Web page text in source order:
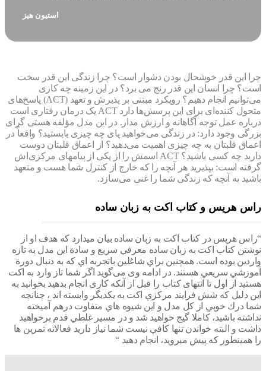
استیون هیز
این‌ قدر خوشحال بودن دشوار است؟ چرا زندگی این‌ قدر سخت
چرا انسان این ‌قدر رنج می‌ برد؟ در این‌ زمینه چه ‌کاری
می‌توانیم انجام دهیم؟ رویکرد مبتنی بر پذیرش و تعهد (ACT) پاسخ‌‌های
متحول کننده‌ای برای این پرسش‌ها دارد ACT یک درمان رفتاری است
عمل توجه آگاهانه و ارزش مدار. در این مدل مؤلفه هستی ‌گرای
وجود دارد: در زندگی می‌خواهید پای چه چیزی بایستید؟ واقعاً در
قلبتان به چه چیزی اهمیت می‌دهید؟ از اعماق قلبتان دوست
دارید چه کسی باشید؟ ACT اسمش را از یکی از پیامهای مرکزی‌اش
است: بپذیرید هر آنچه را که خارج از کنترل شما هست و متعهد
به آنچه که زندگی شما را غنی می‌سازد.
هریس و کتاب اکت به زبان ساده
هریس در کتاب اکت به زبان ساده بیان میدارد که هدف او از
كتاب اکت به زبان ساده معرفي سريع و سادة اين مدل به تازه
بوده است. همچنين براي شاغلين باتجربه اي كه به دنبال دورة
سريعي هستند. در ادامه وی می‌گوید اگر شما تاز وارد به اکت
از اول تا انتهای کتاب را قبل از آنکه کاری انجام بدهید بخوانید به
دلیل که شش فرايند مركزي اکت به يكديگر وابسته اند ، چنانچه
درك خوبي از كل مدل و اين شيوه هاي متفاوت درهم آميخته
باشيد، كاملا گيج خواهيد شد و در مسير غلطي قدم برخواهيد
و البته خواندن تنها كافي نيست شما نياز داريد فعالانه تمرين ها
كه پيش ميرويد، انجام دهيد “